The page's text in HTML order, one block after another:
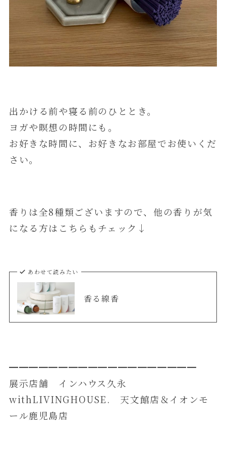
出かける前や寝る前のひととき。
ヨガや瞑想の時間にも。
お好きな時間に、お好きなお部屋でお使いくだ
さい。
香りは全8種類ございますので、他の香りが気
になる方はこちらもチェック↓
あわせて読みたい
香る線香
━━━━━━━━━━━━━━━━━━━
展示店舗 インハウス久永
withLIVINGHOUSE. 天文館店＆イオンモ
ール鹿児島店